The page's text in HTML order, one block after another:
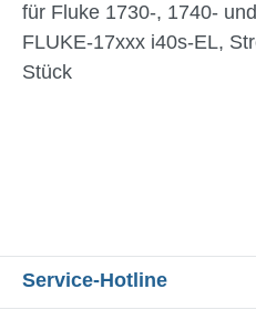
für Fluke 1730-, 1740-
FLUKE-17xxx i40s-EL,
Stück
Service-Hotline